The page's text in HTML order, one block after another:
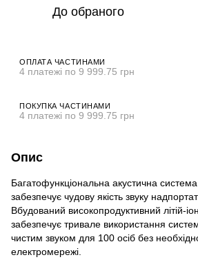
До обраного
ОПЛАТА ЧАСТИНАМИ
4 платежі по 9 999.75 грн
ПОКУПКА ЧАСТИНАМИ
4 платежі по 9 999.75 грн
Опис
Багатофункціональна акустична
забезпечує чудову якість звуку
Вбудований високопродуктивний літій-
забезпечує тривале використання
чистим звуком для 100 осіб без
електромережі.